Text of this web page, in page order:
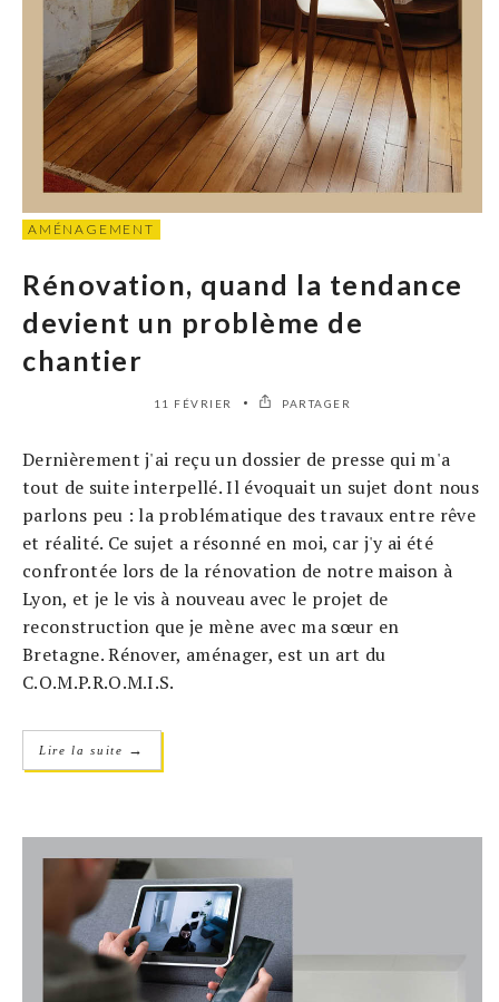
AMÉNAGEMENT
Rénovation, quand la tendance
devient un problème de
chantier
11 FÉVRIER PARTAGER
Dernièrement j'ai reçu un dossier de presse qui m'a
tout de suite interpellé. Il évoquait un sujet dont nous
parlons peu : la problématique des travaux entre rêve
et réalité. Ce sujet a résonné en moi, car j'y ai été
confrontée lors de la rénovation de notre maison à
Lyon, et je le vis à nouveau avec le projet de
reconstruction que je mène avec ma sœur en
Bretagne. Rénover, aménager, est un art du
C.O.M.P.R.O.M.I.S.
Lire la suite →